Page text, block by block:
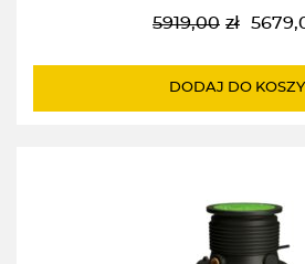
5919,00 zł
wynosi:
DODAJ DO